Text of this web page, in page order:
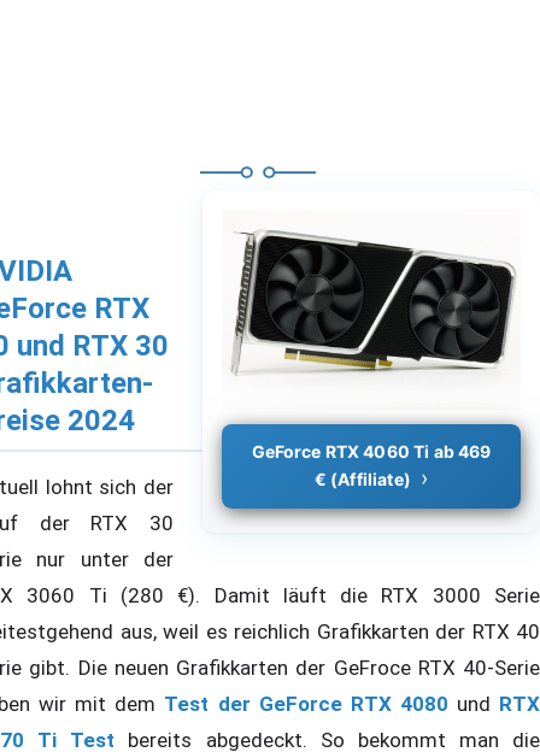
GeForce RTX 4060 Ti ab 469
€ (Affiliate)
RTX
und RTX 30
2024
lohnt sich der
der RTX 30
nur unter der
3060 Ti (280 €). Damit läuft die RTX 3000 Serie
aus, weil es reichlich Grafikkarten der RTX 40
gibt. Die neuen Grafikkarten der GeFroce RTX 40-Serie
wir mit dem Test der GeForce RTX 4080 und RTX
Ti Test bereits abgedeckt. So bekommt man die